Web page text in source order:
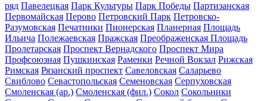
ряд Павелецкая Парк Культуры Парк Победы Партизанская
Первомайская Перово Петровский Парк Петровско-
Разумовская Печатники Пионерская Планерная Площадь
Ильича Полежаевская Пражская Преображенская Площадь
Пролетарская Проспект Вернадского Проспект Мира
Профсоюзная Пушкинская Раменки Речной Вокзал Рижская
Римская Рязанский проспект Савеловская Саларьево
Свиблово Севастопольская Семеновская Серпуховская
Смоленская (ар.) Смоленская (фил.) Сокол Сокольники